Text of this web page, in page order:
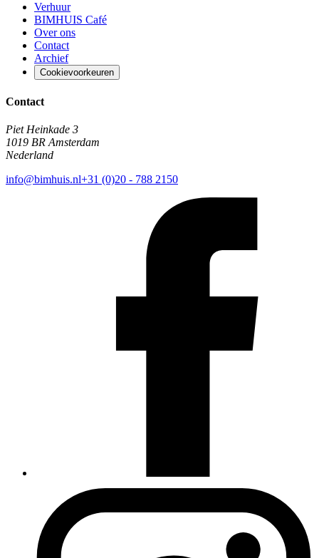
Verhuur
BIMHUIS Café
Over ons
Contact
Archief
Cookievoorkeuren
Contact
Piet Heinkade 3
1019 BR Amsterdam
Nederland
info@bimhuis.nl+31 (0)20 - 788 2150